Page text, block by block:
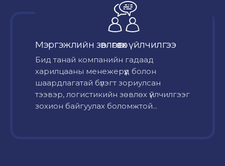
Мэргэжлийн зөвлөгөө өгөх үйлчилгээ
Бид танай компанийн гадаад
харилцааны менежерүүд болон
шаардлагатай бүлэгт зориулсан
тээвэр, логистикийн зөвлөх үйлчилгээг
зохион байгуулах боломжтой...